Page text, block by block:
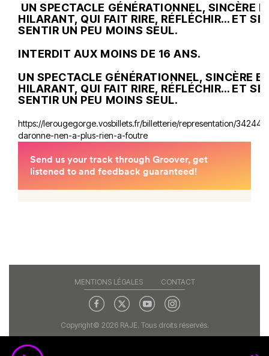
UN SPECTACLE GÉNÉRATIONNEL, SINCÈRE
HILARANT, QUI FAIT RIRE, RÉFLÉCHIR… ET SE
SENTIR UN PEU MOINS SEUL.
INTERDIT AUX MOINS DE 16 ANS.
UN SPECTACLE GÉNÉRATIONNEL, SINCÈRE
HILARANT, QUI FAIT RIRE, RÉFLÉCHIR… ET SE
SENTIR UN PEU MOINS SEUL.
https://lerougegorge.vosbillets.fr/billetterie/representation/34244/
daronne-nen-a-plus-rien-a-foutre
MENTIONS LÉGALES CONTACT
Copyright© 2026 RAJE. Tous droits réservés.